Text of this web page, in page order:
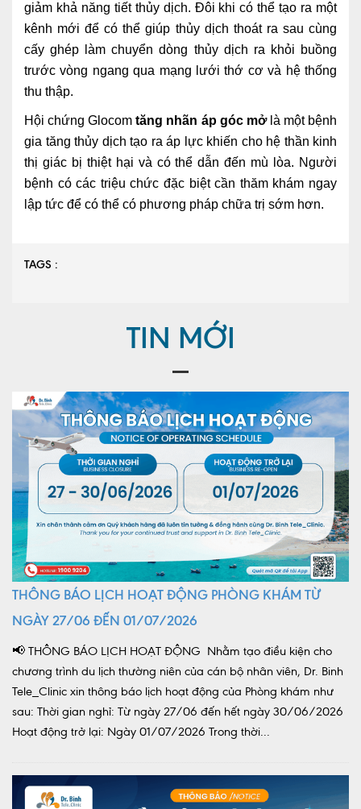
giảm khả năng tiết thủy dịch. Đôi khi có thể tạo ra một
kênh mới để có thể giúp thủy dịch thoát ra sau cùng
cấy ghép làm chuyển dòng thủy dịch ra khỏi buồng
trước vòng ngang qua mạng lưới thớ cơ và hệ thống
thu thập.
Hội chứng Glocomtăng nhãn áp góc mởlà một bệnh
gia tăng thủy dịch tạo ra áp lực khiến cho hệ thần kinh
thị giác bị thiệt hại và có thể dẫn đến mù lòa. Người
bệnh có các triệu chức đặc biệt cần thăm khám ngay
lập tức để có thể có phương pháp chữa trị sớm hơn.
TAGS :
TIN MỚI
THÔNG BÁO LỊCH HOẠT ĐỘNG PHÒNG KHÁM TỪ
NGÀY 27/06 ĐẾN 01/07/2026
📢 THÔNG BÁO LỊCH HOẠT ĐỘNG Nhằm tạo điều kiện cho
chương trình du lịch thường niên của cán bộ nhân viên, Dr. Binh
Tele_Clinic xin thông báo lịch hoạt động của Phòng khám như
sau: Thời gian nghỉ: Từ ngày 27/06 đến hết ngày 30/06/2026
Hoạt động trở lại: Ngày 01/07/2026 Trong thời...